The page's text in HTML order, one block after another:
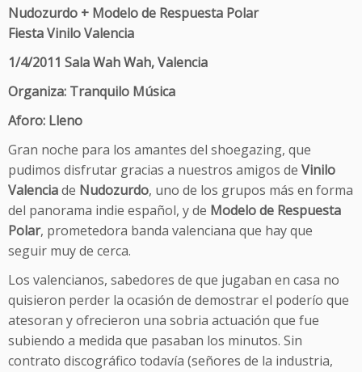
Nudozurdo + Modelo de Respuesta Polar
Fiesta Vinilo Valencia
1/4/2011 Sala Wah Wah, Valencia
Organiza: Tranquilo Música
Aforo: Lleno
Gran noche para los amantes del shoegazing, que
pudimos disfrutar gracias a nuestros amigos de Vinilo
Valenciade Nudozurdo, uno de los grupos más en forma
del panorama indie español, y de Modelo de Respuesta
Polar, prometedora banda valenciana que hay que
seguir muy de cerca.
Los valencianos, sabedores de que jugaban en casa no
quisieron perder la ocasión de demostrar el poderío que
atesoran y ofrecieron una sobria actuación que fue
subiendo a medida que pasaban los minutos. Sin
contrato discográfico todavía (señores de la industria,